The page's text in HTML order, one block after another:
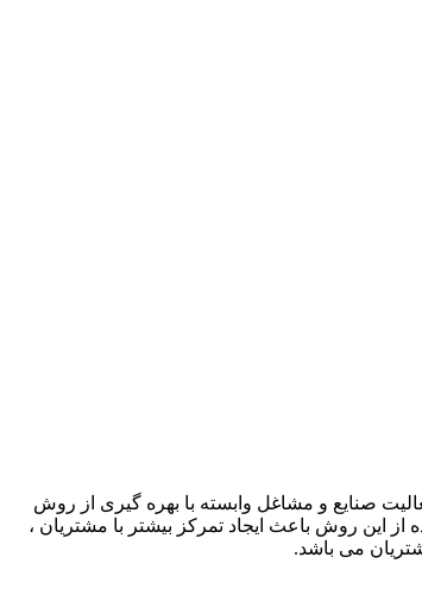
صنایع و مشاغل وابسته با بهره گیری از روش
از این روش باعث ایجاد تمرکز بیشتر با مشتریان ،
می باشد.